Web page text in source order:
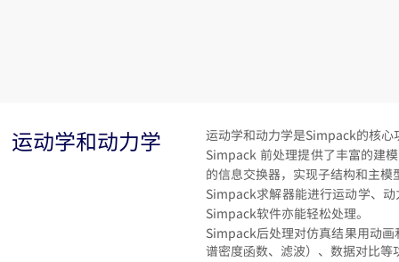
运动学和动力学
运动学和动力学是Simpack的核
Simpack 前处理提供了丰富的建
的信息交换器，实现子结构和主模
Simpack求解器能进行运动学、
Simpack软件亦能轻松处理。
Simpack后处理对仿真结果用动
谱密度函数、滤波）、数据对比等